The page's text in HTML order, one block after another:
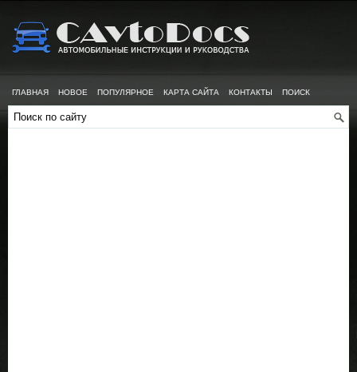
ГЛАВНАЯ НОВОЕ ПОПУЛЯРНОЕ КАРТА САЙТА КОНТАКТЫ ПОИСК